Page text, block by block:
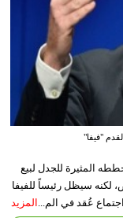
"فيفا"
المثيرة للجدل لبيع
سيظل رئيساً للفيفا
عُقد في الم...
المزيد